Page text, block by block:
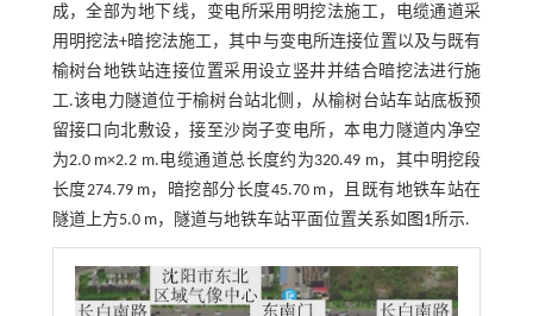
成，全部为地下线，变电所采用明挖法施工，电缆通道采
用明挖法+暗挖法施工，其中与变电所连接位置以及与既有
榆树台地铁站连接位置采用设立竖井并结合暗挖法进行施
工.该电力隧道位于榆树台站北侧，从榆树台站车站底板预
留接口向北敷设，接至沙岗子变电所，本电力隧道内净空
为2.0 m×2.2 m.电缆通道总长度约为320.49 m，其中明挖段
长度274.79 m，暗挖部分长度45.70 m，且既有地铁车站在
隧道上方5.0 m，隧道与地铁车站平面位置关系如 图1所示.